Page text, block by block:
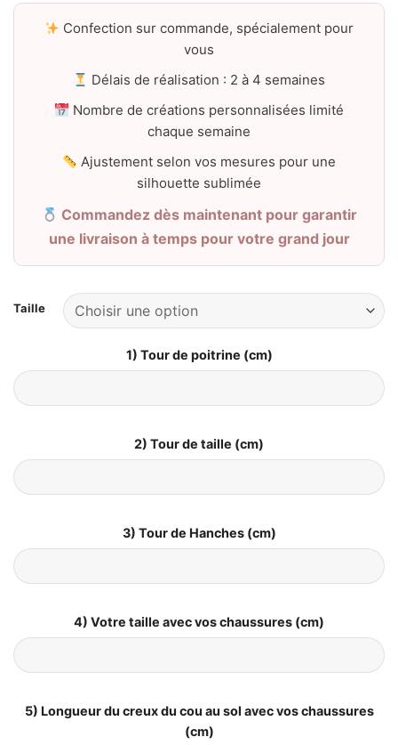
sur
notation
client
Confection sur commande, spécialement pour
vous
Délais de réalisation : 2 à 4 semaines
Nombre de créations personnalisées limité
chaque semaine
Ajustement selon vos mesures pour une
silhouette sublimée
Commandez dès maintenant pour garantir
une livraison à temps pour votre grand jour
Taille
1) Tour de poitrine (cm)
2) Tour de taille (cm)
3) Tour de Hanches (cm)
4) Votre taille avec vos chaussures (cm)
5) Longueur du creux du cou au sol avec vos chaussures
(cm)